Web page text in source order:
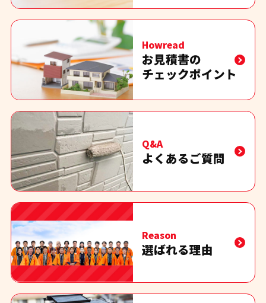
Howread
お見積書の
チェックポイント
Q&A
よくあるご質問
Reason
選ばれる理由